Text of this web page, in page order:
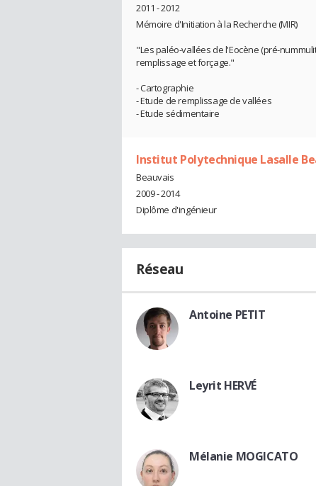
2011 - 2012
Mémoire d'Initiation à la Recherche (MIR)
"Les paléo-vallées de l'Eocène (pré-
remplissage et forçage."
- Cartographie
- Etude de remplissage de vallées
- Etude sédimentaire
Institut Polytechnique Lasalle
Beauvais
2009 - 2014
Diplôme d'ingénieur
Réseau
Antoine PETIT
Leyrit HERVÉ
Mélanie MOGICATO